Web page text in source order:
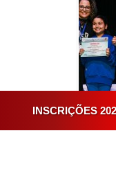
INSCRIÇÕES